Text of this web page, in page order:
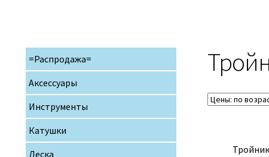
Тройник
=Распродажа=
Аксессуары
Инструменты
Катушки
Леска